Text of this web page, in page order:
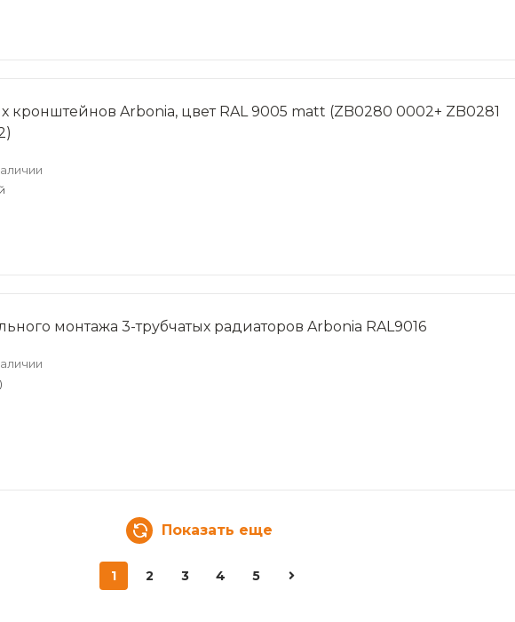
кронштейнов Arbonia, цвет RAL 9005 matt (ZB0280 0002+ ZB0281
монтажа 3-трубчатых радиаторов Arbonia RAL9016
Показать еще
1 2 3 4 5